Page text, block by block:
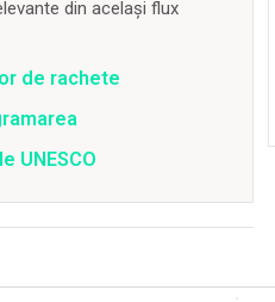
din același flux
de rachete
UNESCO